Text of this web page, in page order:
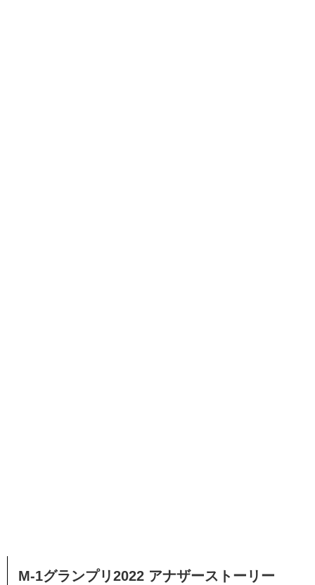
M-1グランプリ2022 アナザーストーリー